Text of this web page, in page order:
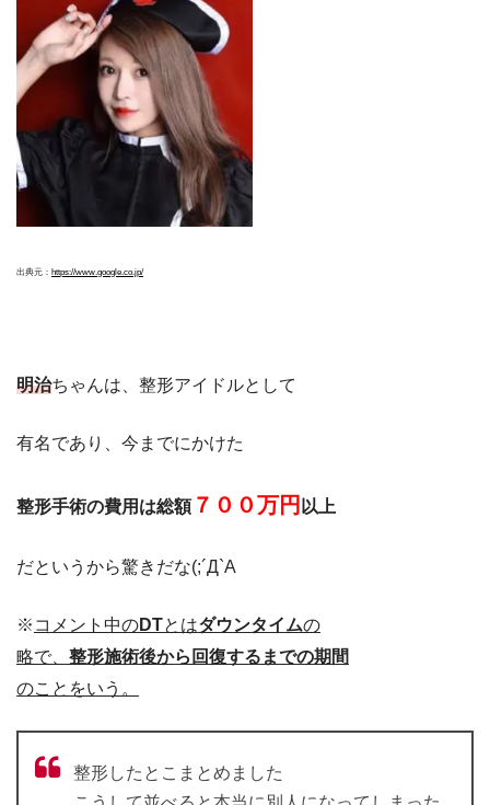
出典元： https://www.google.co.jp/
明治ちゃんは、整形アイドルとして
有名であり、今までにかけた
整形手術の費用は総額７００万円 以上
だというから驚きだな(;´Д`A
※ コメント中のDTとはダウンタイムの
略で、 整形施術後から回復するまでの期間
のことをいう。
整形したとこまとめました